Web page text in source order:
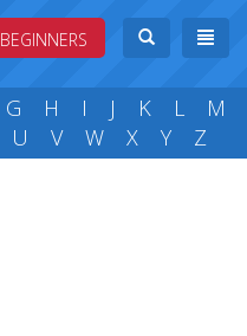
BEGINNERS
G H I J K L
M
U V W X Y Z